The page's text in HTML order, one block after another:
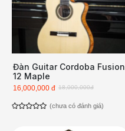
Đàn Guitar Cordoba Fusion
12 Maple
18,000,000đ
16,000,000 đ
(chưa có đánh giá)